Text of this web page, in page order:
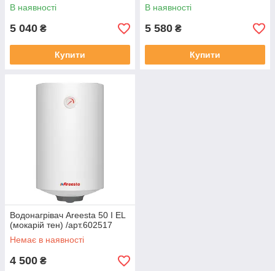
В наявності
5 040 ₴
Купити
В наявності
5 580 ₴
Купити
Водонагрівач Areesta 50 I EL
(мокарій тен) /арт.602517
Немає в наявності
4 500 ₴